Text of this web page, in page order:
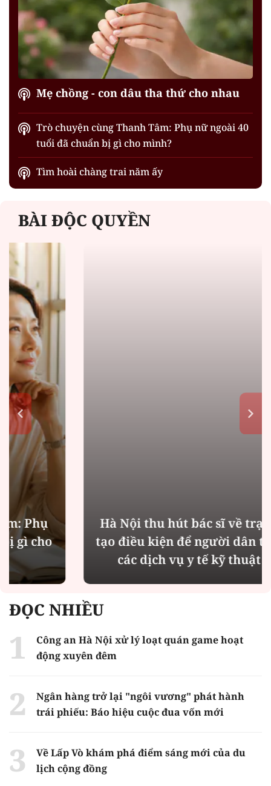
Mẹ chồng - con dâu tha thứ cho nhau
Trò chuyện cùng Thanh Tâm: Phụ nữ ngoài 40
tuổi đã chuẩn bị gì cho mình?
Tìm hoài chàng trai năm ấy
BÀI ĐỘC QUYỀN
Hà Nội thu hút bác sĩ về trạm y tế,
tạo điều kiện để người dân tiếp cận
các dịch vụ y tế kỹ thuật cao
ĐỌC NHIỀU
Công an Hà Nội xử lý loạt quán game hoạt
động xuyên đêm
Ngân hàng trở lại "ngôi vương" phát hành
trái phiếu: Báo hiệu cuộc đua vốn mới
Về Lấp Vò khám phá điểm sáng mới của du
lịch cộng đồng